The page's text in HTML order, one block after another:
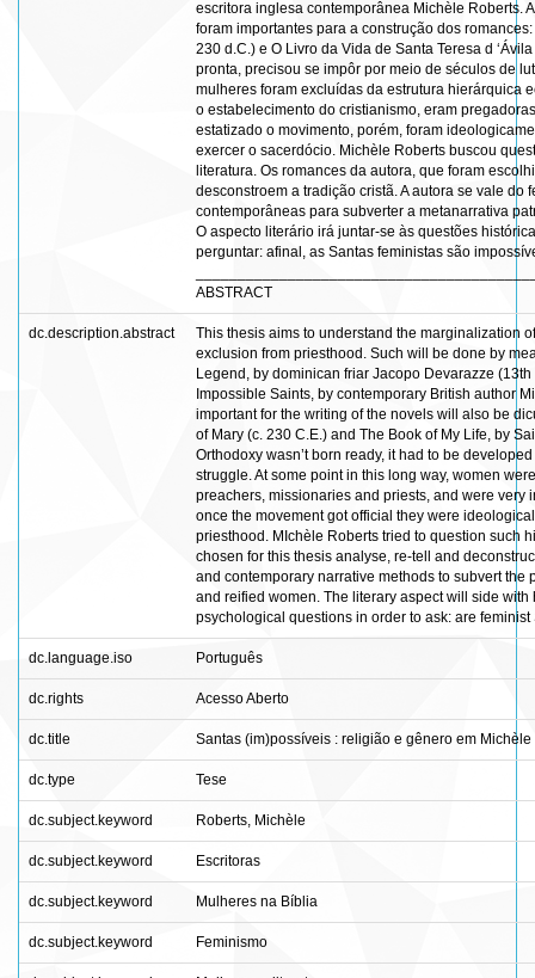
escritora inglesa contemporânea Michèle Roberts.
foram importantes para a construção dos
230 d.C.) e O Livro da Vida de Santa Teresa d
pronta, precisou se impôr por meio de séculos de
mulheres foram excluídas da estrutura hierárquica
o estabelecimento do cristianismo, eram
estatizado o movimento, porém, foram
exercer o sacerdócio. Michèle Roberts buscou
literatura. Os romances da autora, que foram
desconstroem a tradição cristã. A autora se vale do
contemporâneas para subverter a metanarrativa
O aspecto literário irá juntar-se às questões
perguntar: afinal, as Santas feministas são
ABSTRACT
dc.description.abstract
This thesis aims to understand the marginalization
exclusion from priesthood. Such will be done by
Legend, by dominican friar Jacopo Devarazze
Impossible Saints, by contemporary British author
important for the writing of the novels will also be
of Mary (c. 230 C.E.) and The Book of My Life, by
Orthodoxy wasn’t born ready, it had to be
struggle. At some point in this long way, women
preachers, missionaries and priests, and were very
once the movement got official they were
priesthood. MIchèle Roberts tried to question such
chosen for this thesis analyse, re-tell and
and contemporary narrative methods to subvert
and reified women. The literary aspect will side
psychological questions in order to ask: are
dc.language.iso Português
dc.rights Acesso Aberto
dc.title Santas (im)possíveis : religião e gênero em Michèle
dc.type Tese
dc.subject.keyword Roberts, Michèle
dc.subject.keyword Escritoras
dc.subject.keyword Mulheres na Bíblia
dc.subject.keyword Feminismo